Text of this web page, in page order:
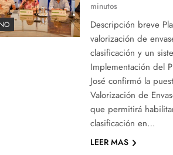
minutos
Descripción breve
valorización de
clasificación y un
Implementación del
José confirmó la
Valorización de
que permitirá
clasificación en…
LEER MAS